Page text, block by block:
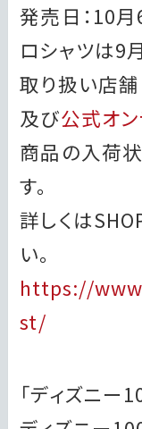
発売日：10
ロシャツは9
取り扱い店
及び公式オン
商品の入荷
す。
詳しくは
い。
https://
st/
「ディズニー